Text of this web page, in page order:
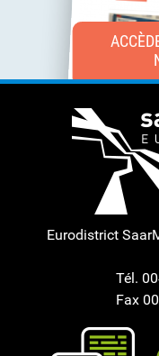
Eurodistrict
Tél.
Fax